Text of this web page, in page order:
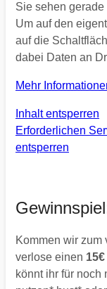
Sie sehen
Um auf den
auf die
dabei Daten an
Mehr
Inhalt entsperren
Erforderlichen
entsperren
Kommen wir zum
verlose einen
könnt ihr für noch